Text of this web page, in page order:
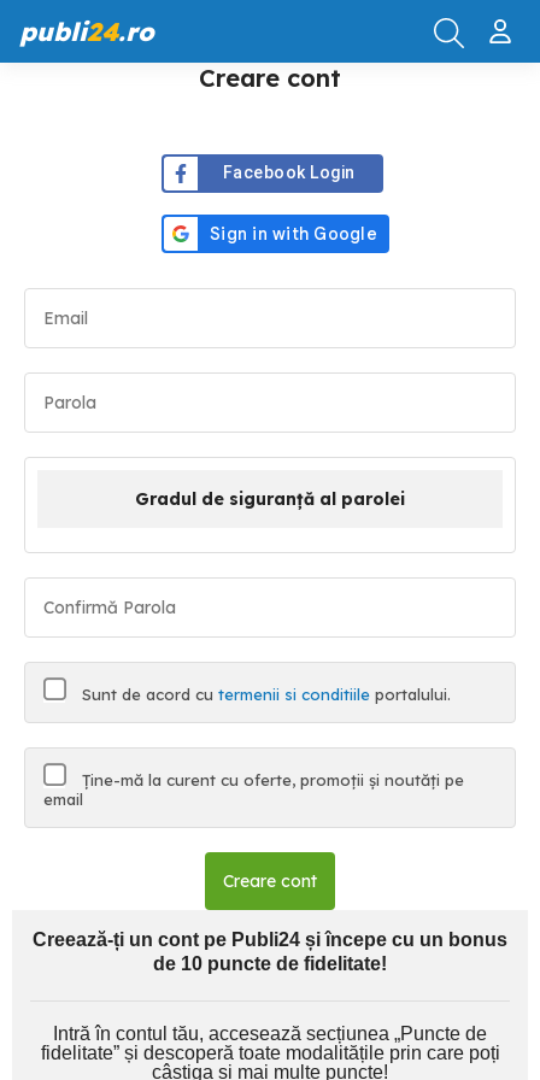
publi24.ro
Creare cont
Facebook Login
Gradul de siguranță al parolei
Sunt de acord cu termenii si conditiile portalului.
Ține-mă la curent cu oferte, promoții și noutăți pe
email
Creare cont
Creează-ți un cont pe Publi24 și începe cu un bonus
de 10 puncte de fidelitate!
Intră în contul tău, accesează secțiunea „Puncte de
fidelitate” și descoperă toate modalitățile prin care poți
câștiga și mai multe puncte!